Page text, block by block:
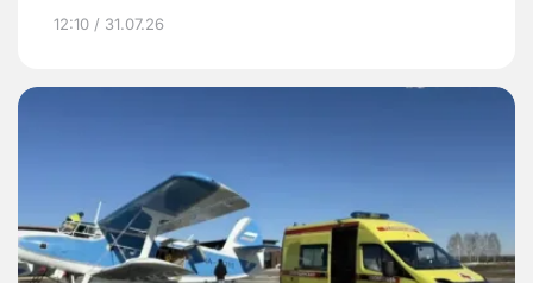
12:10 / 31.07.26